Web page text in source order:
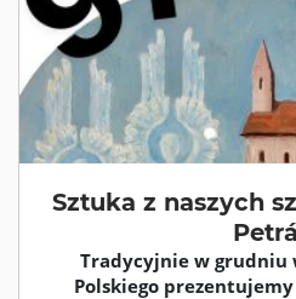
Sztuka z naszych
Tradycyjnie w
Polskiego